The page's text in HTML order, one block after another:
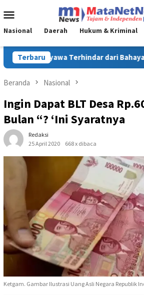
ke
Mobile
Nasional Daerah Hukum & Kriminal
Terbaru
MIND ID Tegaskan Dukungan Penuh
Beranda Nasional
Ingin Dapat BLT Desa
Bulan “? ‘Ini Syaratnya
Redaksi
25 April 2020
668 x dibaca
Ketgam. Gambar Ilustrasi Uang Asli Negara Republik